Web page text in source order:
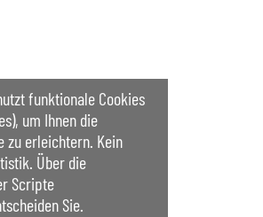
funktionale Cookies
um Ihnen die
zu erleichtern. Kein
Über die
Scripte
Sie.